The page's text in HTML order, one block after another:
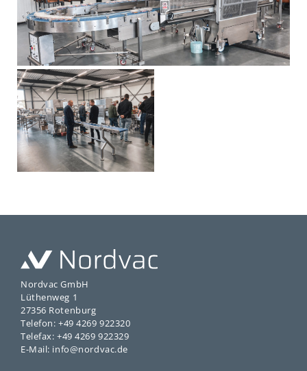
Nordvac GmbH
Lüthenweg 1
27356 Rotenburg
Telefon: +49 4269 922320
Telefax: +49 4269 922329
E-Mail: info@nordvac.de